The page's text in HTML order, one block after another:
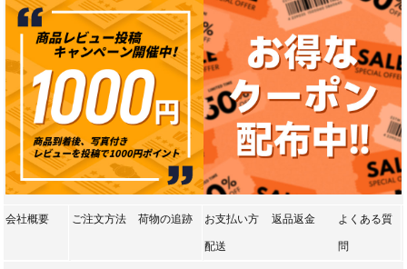
会社概要 ご注文方法 荷物の追跡 お支払い方
配送
返品返金 よくある質
問